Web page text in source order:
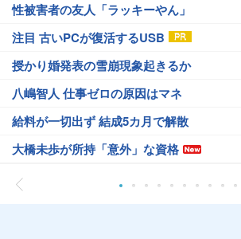
性被害者の友人「ラッキーやん」
注目 古いPCが復活するUSB
授かり婚発表の雪崩現象起きるか
八嶋智人 仕事ゼロの原因はマネ
給料が一切出ず 結成5カ月で解散
大橋未歩が所持「意外」な資格